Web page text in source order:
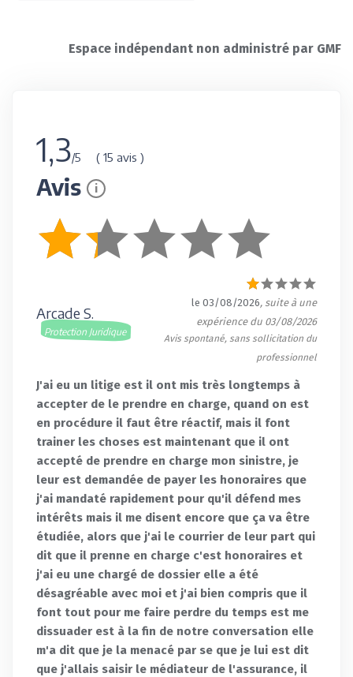
Espace indépendant non administré par GMF
1,3/5 ( 15 avis )
Avis i
Arcade S.
Protection Juridique
le 03/08/2026, suite à une
expérience du 03/08/2026
Avis spontané, sans sollicitation du
professionnel
J'ai eu un litige est il ont mis très longtemps à
accepter de le prendre en charge, quand on est
en procédure il faut être réactif, mais il font
trainer les choses est maintenant que il ont
accepté de prendre en charge mon sinistre, je
leur est demandée de payer les honoraires que
j'ai mandaté rapidement pour qu'il défend mes
intérêts mais il me disent encore que ça va être
étudiée, alors que j'ai le courrier de leur part qui
dit que il prenne en charge c'est honoraires et
j'ai eu une chargé de dossier elle a été
désagréable avec moi et j'ai bien compris que il
font tout pour me faire perdre du temps est me
dissuader est à la fin de notre conversation elle
m'a dit que je la menacé par se que je lui est dit
que j'allais saisir le médiateur de l'assurance, il